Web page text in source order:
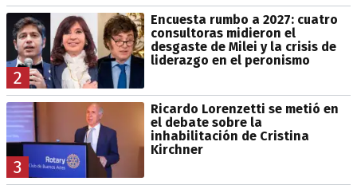
2
Encuesta rumbo a 2027: cuatro
consultoras midieron el
desgaste de Milei y la crisis de
liderazgo en el peronismo
3
Ricardo Lorenzetti se metió en
el debate sobre la
inhabilitación de Cristina
Kirchner